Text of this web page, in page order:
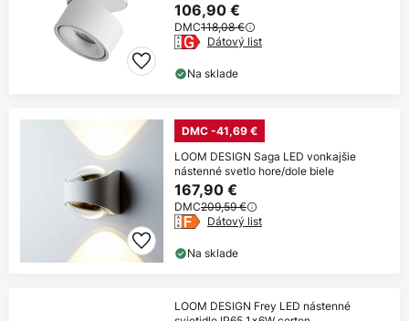
106,90 €
DMC118,08 €
Dátový list
Na sklade
DMC -41,69 €
LOOM DESIGN Saga LED vonkajšie
nástenné svetlo hore/dole biele
167,90 €
DMC209,59 €
Dátový list
Na sklade
LOOM DESIGN Frey LED nástenné